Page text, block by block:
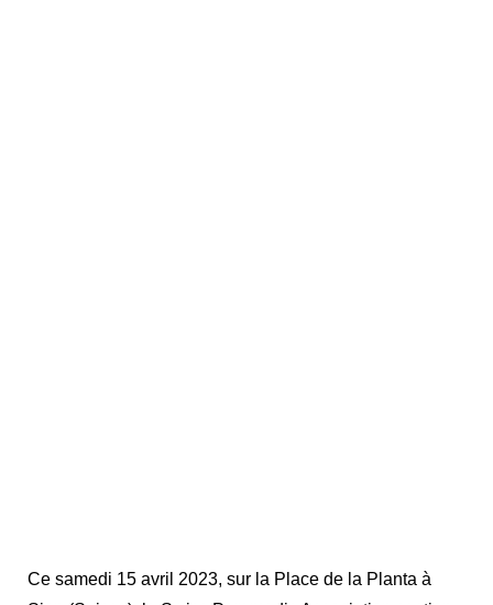
Ce samedi 15 avril 2023, sur la Place de la Planta à